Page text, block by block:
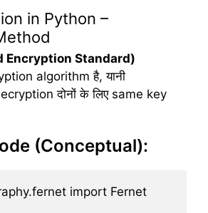
in Python –
Encryption Standard)
algorithm है, यानी
दोनों के लिए same key
(Conceptual):
import Fernet